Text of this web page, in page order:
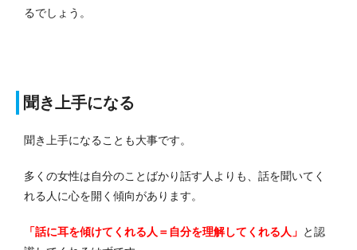
るでしょう。
聞き上手になる
聞き上手になることも大事です。
多くの女性は自分のことばかり話す人よりも、話を聞いてく
れる人に心を開く傾向があります。
「話に耳を傾けてくれる人＝自分を理解してくれる人」 と認